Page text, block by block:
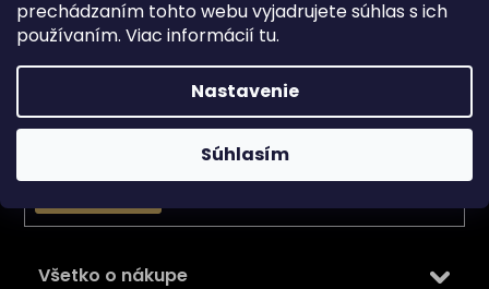
prechádzaním tohto webu vyjadrujete súhlas s ich
používaním. Viac informácií tu.
Nastavenie
Súhlasím
Vložte svoj e-mail a my Vám budeme zasielať informácie
o nových produktoch na našom e-shope.
Email
Vložením e-mailu súhlasíte s
podmienkami ochrany
Všetko o nákupe